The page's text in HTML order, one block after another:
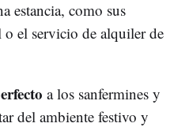
estancia, como sus
o el servicio de alquiler de
a los sanfermines y
del ambiente festivo y